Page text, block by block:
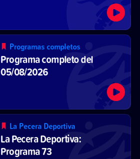
Programas completos
Programa completo del
05/08/2026
La Pecera Deportiva
La Pecera Deportiva:
Programa 73